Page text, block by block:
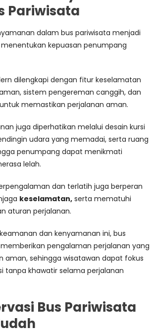
Pariwisata
dalam bus pariwisata menjadi
kepuasan penumpang
dilengkapi dengan fitur keselamatan
sistem pengereman canggih, dan
memastikan perjalanan aman.
juga diperhatikan melalui desain kursi
udara yang memadai, serta ruang
penumpang dapat menikmati
lelah.
dan terlatih juga berperan
keselamatan, serta mematuhi
aturan perjalanan.
dan kenyamanan ini, bus
pengalaman perjalanan yang
aman, sehingga wisatawan dapat fokus
tanpa khawatir selama perjalanan
Bus Pariwisata